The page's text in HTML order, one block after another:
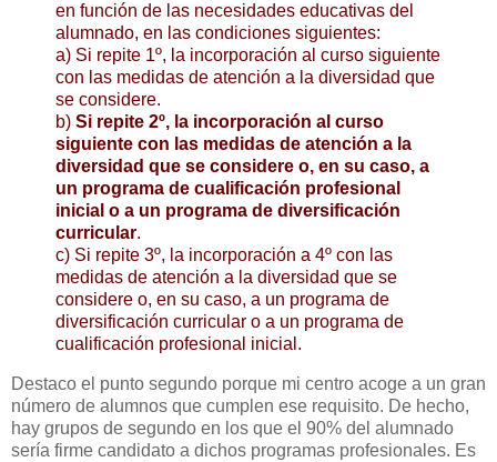
en función de las necesidades educativas del
alumnado, en las condiciones siguientes:
a) Si repite 1º, la incorporación al curso siguiente
con las medidas de atención a la diversidad que
se considere.
b) Si repite 2º, la incorporación al curso
siguiente con las medidas de atención a la
diversidad que se considere o, en su caso, a
un programa de cualificación profesional
inicial o a un programa de diversificación
curricular.
c) Si repite 3º, la incorporación a 4º con las
medidas de atención a la diversidad que se
considere o, en su caso, a un programa de
diversificación curricular o a un programa de
cualificación profesional inicial.
Destaco el punto segundo porque mi centro acoge a un gran
número de alumnos que cumplen ese requisito. De hecho,
hay grupos de segundo en los que el 90% del alumnado
sería firme candidato a dichos programas profesionales. Es